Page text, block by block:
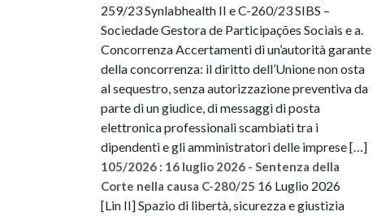
259/23 Synlabhealth II e C-260/23 SIBS –
Sociedade Gestora de Participações Sociais e a.
Concorrenza Accertamenti di un’autorità garante
della concorrenza: il diritto dell’Unione non osta
al sequestro, senza autorizzazione preventiva da
parte di un giudice, di messaggi di posta
elettronica professionali scambiati tra i
dipendenti e gli amministratori delle imprese […]
105/2026 : 16 luglio 2026 - Sentenza della
Corte nella causa C-280/25 16 Luglio 2026
[Lin II] Spazio di libertà, sicurezza e giustizia